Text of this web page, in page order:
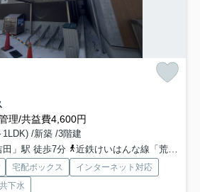
理/共益費4,600円
/新築 /3階建
」駅 徒歩7分
近鉄けいはんな線「荒本」駅 徒歩25分
宅配ボックス
インターネット対応
下水